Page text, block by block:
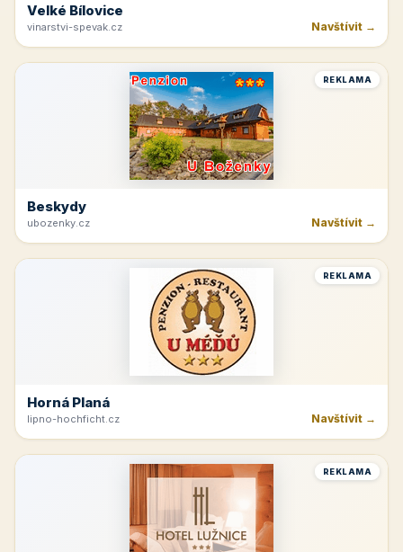
Velké Bílovice
vinarstvi-spevak.cz Navštívit →
REKLAMA
Beskydy
ubozenky.cz Navštívit →
REKLAMA
Horná Planá
lipno-hochficht.cz Navštívit →
REKLAMA